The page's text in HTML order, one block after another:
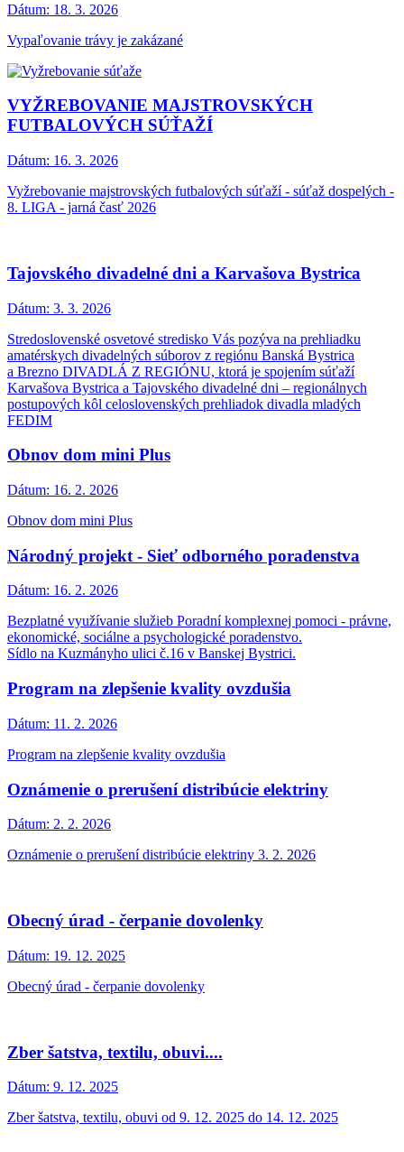
Dátum: 18. 3. 2026
Vypaľovanie trávy je zakázané
VYŽREBOVANIE MAJSTROVSKÝCH
FUTBALOVÝCH SÚŤAŽÍ
Dátum: 16. 3. 2026
Vyžrebovanie majstrovských futbalových súťaží - súťaž dospelých -
8. LIGA - jarná časť 2026
Tajovského divadelné dni a Karvašova Bystrica
Dátum: 3. 3. 2026
Stredoslovenské osvetové stredisko Vás pozýva na prehliadku
amatérskych divadelných súborov z regiónu Banská Bystrica
a Brezno DIVADLÁ Z REGIÓNU, ktorá je spojením súťaží
Karvašova Bystrica a Tajovského divadelné dni – regionálnych
postupových kôl celoslovenských prehliadok divadla mladých
FEDIM
Obnov dom mini Plus
Dátum: 16. 2. 2026
Obnov dom mini Plus
Národný projekt - Sieť odborného poradenstva
Dátum: 16. 2. 2026
Bezplatné využívanie služieb Poradní komplexnej pomoci - právne,
ekonomické, sociálne a psychologické poradenstvo.
Sídlo na Kuzmányho ulici č.16 v Banskej Bystrici.
Program na zlepšenie kvality ovzdušia
Dátum: 11. 2. 2026
Program na zlepšenie kvality ovzdušia
Oznámenie o prerušení distribúcie elektriny
Dátum: 2. 2. 2026
Oznámenie o prerušení distribúcie elektriny 3. 2. 2026
Obecný úrad - čerpanie dovolenky
Dátum: 19. 12. 2025
Obecný úrad - čerpanie dovolenky
Zber šatstva, textilu, obuvi....
Dátum: 9. 12. 2025
Zber šatstva, textilu, obuvi od 9. 12. 2025 do 14. 12. 2025